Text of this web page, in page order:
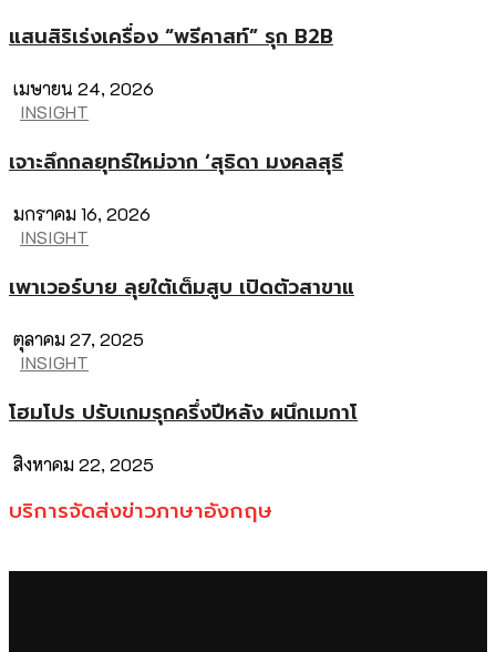
แสนสิริเร่งเครื่อง “พรีคาสท์” รุก B2B
เมษายน 24, 2026
INSIGHT
เจาะลึกกลยุทธ์ใหม่จาก ‘สุธิดา มงคลสุธี
มกราคม 16, 2026
INSIGHT
เพาเวอร์บาย ลุยใต้เต็มสูบ เปิดตัวสาขาแ
ตุลาคม 27, 2025
INSIGHT
โฮมโปร ปรับเกมรุกครึ่งปีหลัง ผนึกเมกาโ
สิงหาคม 22, 2025
บริการจัดส่งข่าวภาษาอังกฤษ